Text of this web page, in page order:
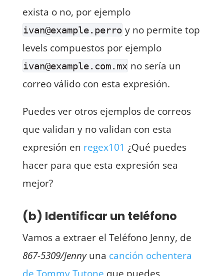
exista o no, por ejemplo
ivan@example.perro y no permite top
levels compuestos por ejemplo
ivan@example.com.mx no sería un
correo válido con esta expresión.
Puedes ver otros ejemplos de correos
que validan y no validan con esta
expresión en regex101 ¿Qué puedes
hacer para que esta expresión sea
mejor?
(b) Identificar un teléfono
Vamos a extraer el Teléfono Jenny, de
867-5309/Jennyuna canción ochentera